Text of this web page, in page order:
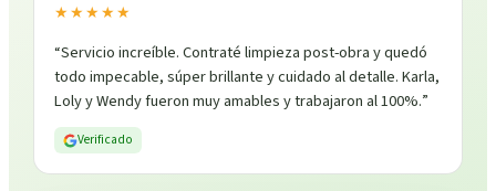
★★★★★
“Servicio increíble. Contraté limpieza post-obra y quedó
todo impecable, súper brillante y cuidado al detalle. Karla,
Loly y Wendy fueron muy amables y trabajaron al 100%.”
Verificado